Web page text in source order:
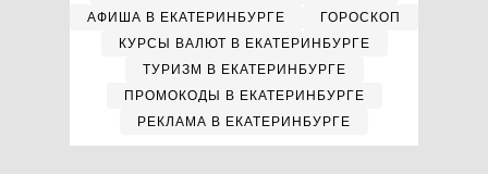
АФИША В ЕКАТЕРИНБУРГЕ
ГОРОСКОП
КУРСЫ ВАЛЮТ В ЕКАТЕРИНБУРГЕ
ТУРИЗМ В ЕКАТЕРИНБУРГЕ
ПРОМОКОДЫ В ЕКАТЕРИНБУРГЕ
РЕКЛАМА В ЕКАТЕРИНБУРГЕ